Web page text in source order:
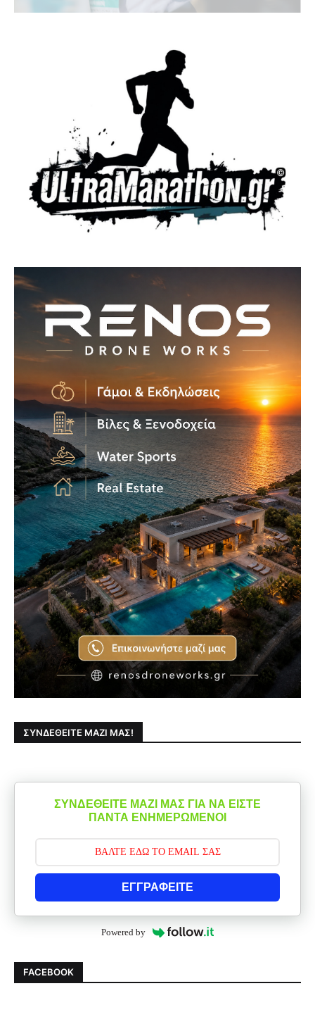
ΣΥΝΔΕΘΕΊΤΕ ΜΑΖΊ ΜΑΣ!
ΣΥΝΔΕΘΕΙΤΕ ΜΑΖΙ ΜΑΣ ΓΙΑ ΝΑ ΕΙΣΤΕ
ΠΑΝΤΑ ΕΝΗΜΕΡΩΜΕΝΟΙ
ΕΓΓΡΑΦΕΙΤΕ
Powered by
FACEBOOK